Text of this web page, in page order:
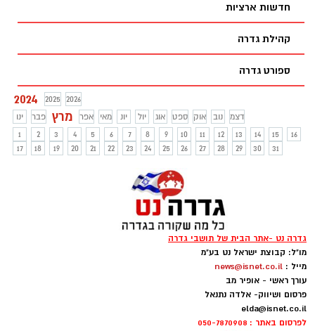
חדשות ארציות
קהילת גדרה
ספורט גדרה
2024 2025
2026
ינו
פבר מרץ אפר מאי יונ יול אוג ספט אוק נוב
דצמ
1
2 3 4 5 6 7 8 9 10 11 12 13 14 15
16
17
18 19 20 21 22 23 24 25 26 27 28 29 30 31
גדרה נט -אתר הבית של תושבי גדרה
מו"ל: קבוצת ישראל נט בע"מ
מייל : news@isnet.co.il
עורך ראשי - אופיר מב
פרסום ושיווק- אלדה נתנאל
elda@isnet.co.il
לפרסום באתר : 050-7870908